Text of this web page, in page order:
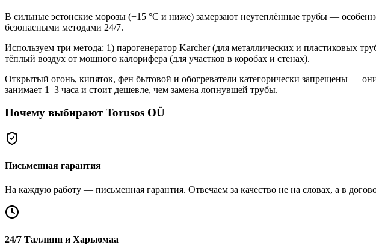
В сильные эстонские морозы (−15 °C и ниже) замерзают неутеплённые трубы —
безопасными методами 24/7.
Используем три метода: 1) парогенератор Karcher (для металлических и пластиковых
тёплый воздух от мощного калорифера (для участков в коробах и стенах).
Открытый огонь, кипяток, фен бытовой и обогреватели категорически запрещены —
занимает 1–3 часа и стоит дешевле, чем замена лопнувшей трубы.
Почему выбирают Torusos OÜ
Письменная гарантия
На каждую работу — письменная гарантия. Отвечаем за качество не на словах, а в
24/7 Таллинн и Харьюмаа